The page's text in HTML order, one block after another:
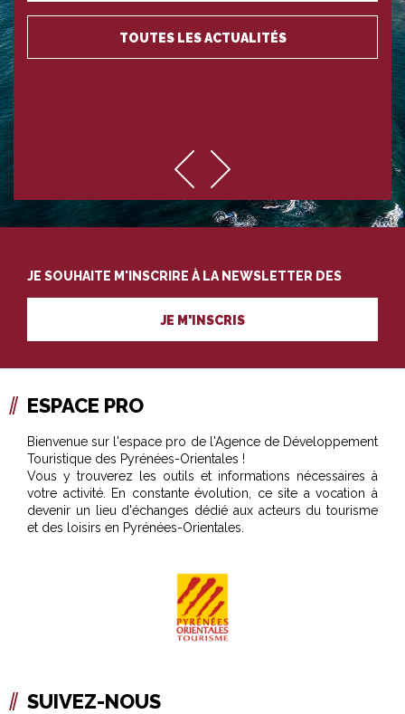
TOUTES LES ACTUALITÉS
JE SOUHAITE M'INSCRIRE À LA NEWSLETTER DES
PROFESSIONNELS DU TOURISME
JE M'INSCRIS
ESPACE PRO
Bienvenue sur l'espace pro de l'Agence de Développement
Touristique des Pyrénées-Orientales !
Vous y trouverez les outils et informations nécessaires à
votre activité. En constante évolution, ce site a vocation à
devenir un lieu d'échanges dédié aux acteurs du tourisme
et des loisirs en Pyrénées-Orientales.
SUIVEZ-NOUS